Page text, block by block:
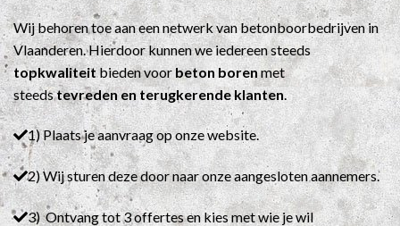
Wij behoren toe aan een netwerk van betonboorbedrijven in
Vlaanderen. Hierdoor kunnen we iedereen steeds
topkwaliteitbieden voorbeton borenmet
steedstevreden en terugkerende klanten
1) Plaats je aanvraag op onze website.
2) Wij sturen deze door naar onze aangesloten aannemers.
3) Ontvang tot 3 offertes en kies met wie je wil